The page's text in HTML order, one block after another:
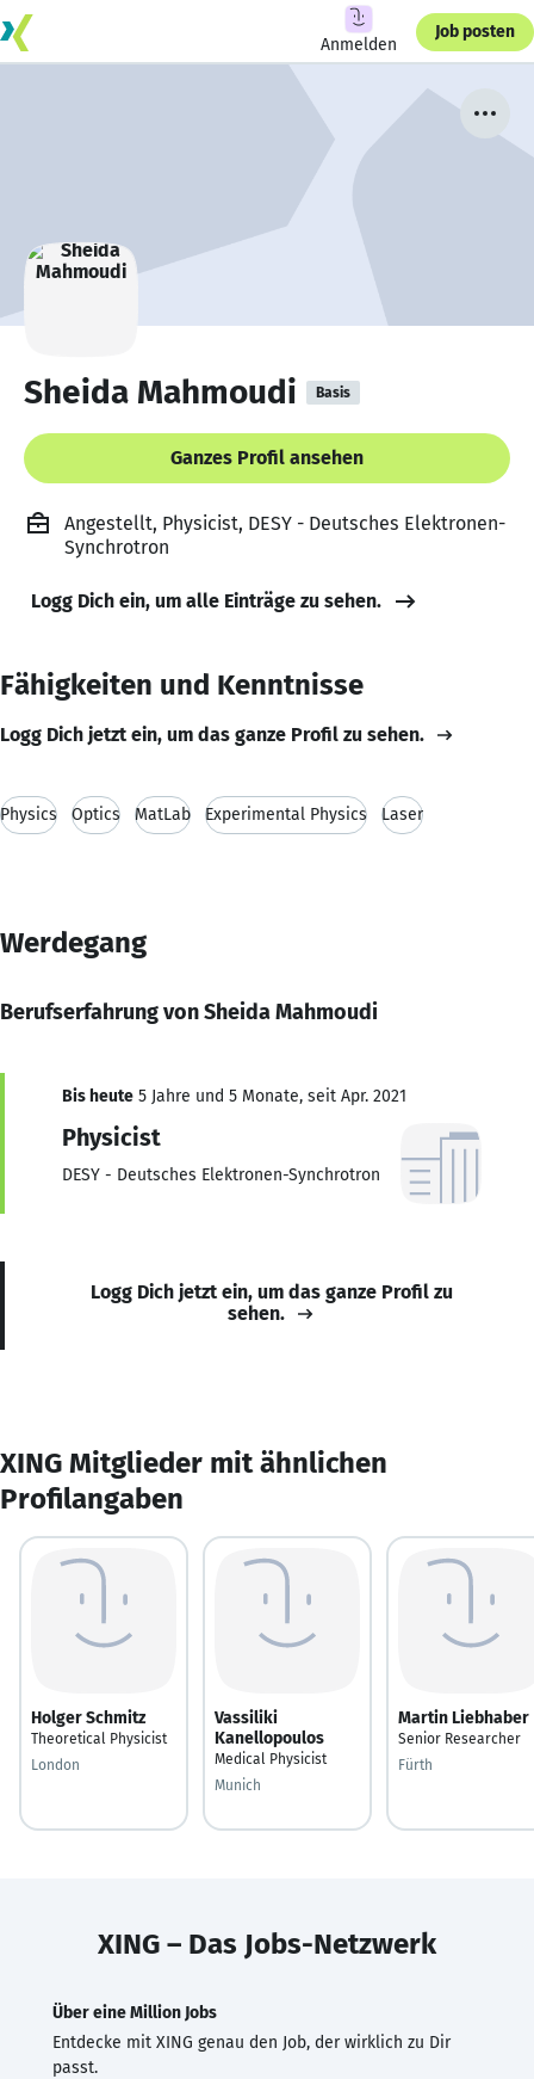
Anmelden
Job posten
Sheida Mahmoudi Basis
Ganzes Profil ansehen
Angestellt, Physicist, DESY - Deutsches Elektronen-
Synchrotron
Logg Dich ein, um alle Einträge zu sehen.
Fähigkeiten und Kenntnisse
Logg Dich jetzt ein, um das ganze Profil zu sehen.
Physics Optics MatLab Experimental Physics Laser
Werdegang
Berufserfahrung von Sheida Mahmoudi
Bis heute 5 Jahre und 5 Monate, seit Apr. 2021
Physicist
DESY - Deutsches Elektronen-Synchrotron
Logg Dich jetzt ein, um das ganze Profil zu
sehen.
XING Mitglieder mit ähnlichen
Profilangaben
Holger Schmitz
Theoretical Physicist
London
Vassiliki
Kanellopoulos
Medical Physicist
Munich
Martin Liebhaber
Senior Researcher
Fürth
XING – Das Jobs-Netzwerk
Über eine Million Jobs
Entdecke mit XING genau den Job, der wirklich zu Dir
passt.